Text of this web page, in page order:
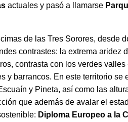
actuales y pasó a llamarse
de las Tres Sorores, desde
contrastes: la extrema aridez
contrasta con los verdes valles
y barrancos. En este territorio se
y Pineta, así como las
que además de avalar el
Diploma Europeo a la